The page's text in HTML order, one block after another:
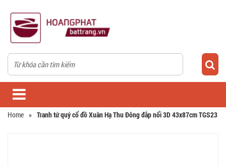
Home » Tranh tứ quý cổ đồ Xuân Hạ Thu Đông đắp nổi 3D 43x87cm TGS23